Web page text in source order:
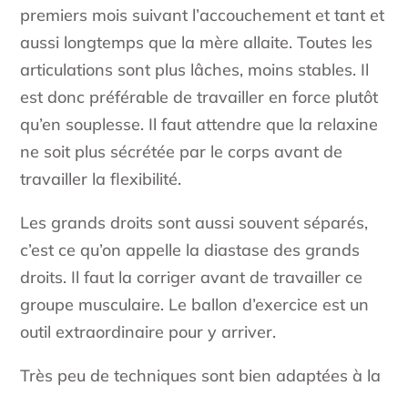
premiers mois suivant l’accouchement et tant et
aussi longtemps que la mère allaite. Toutes les
articulations sont plus lâches, moins stables. Il
est donc préférable de travailler en force plutôt
qu’en souplesse. Il faut attendre que la relaxine
ne soit plus sécrétée par le corps avant de
travailler la flexibilité.
Les grands droits sont aussi souvent séparés,
c’est ce qu’on appelle la diastase des grands
droits. Il faut la corriger avant de travailler ce
groupe musculaire. Le ballon d’exercice est un
outil extraordinaire pour y arriver.
Très peu de techniques sont bien adaptées à la